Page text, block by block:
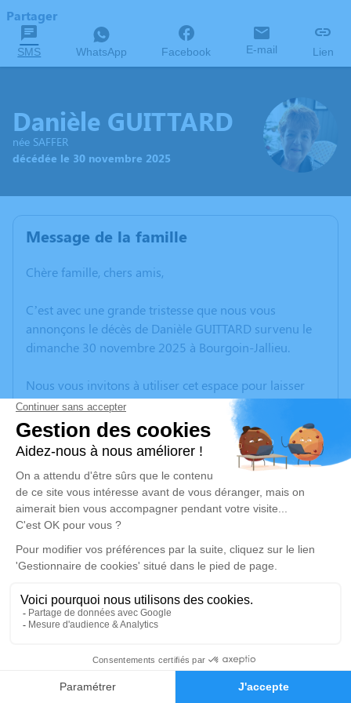
Faire-part Hommages
Partager
SMS WhatsApp Facebook E-mail Lien
Danièle GUITTARD
née SAFFER
décédée le 30 novembre 2025
Message de la famille
Chère famille, chers amis,
C’est avec une grande tristesse que nous vous
annonçons le décès de Danièle GUITTARD survenu le
dimanche 30 novembre 2025 à Bourgoin-Jallieu.
Nous vous invitons à utiliser cet espace pour laisser
vos condoléances, partager des photos souvenirs, une
anecdote ou exprimer vos pensées à travers des
poèmes ou des textes. Cet endroit est un lieu
d'expression dédié à honorer la mémoire de Danièle
GUITTARD.
Un service de plantation d’arbre hommage est
disponible ici.
Je rends hommage
Cérémonie
Eglise Notre Dame Rue de la Libération
38300 Bourgoin Jallieu